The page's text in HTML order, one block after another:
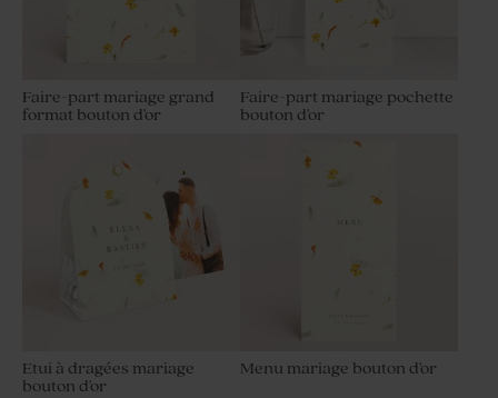
Faire-part mariage grand
format bouton d'or
Faire-part mariage pochette
bouton d'or
Etui à dragées mariage
bouton d'or
Menu mariage bouton d'or